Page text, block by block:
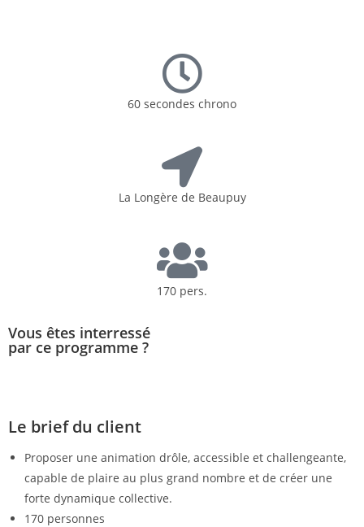
60 secondes chrono
La Longère de Beaupuy
170 pers.
Vous êtes interressé
par ce programme ?
Le brief du client
Proposer une animation drôle, accessible et challengeante,
capable de plaire au plus grand nombre et de créer une
forte dynamique collective.
170 personnes